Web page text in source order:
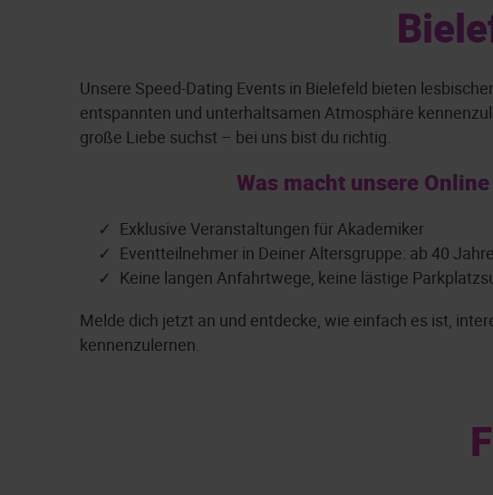
Unsere Speed-Dating Events in Bielefeld bieten
entspannten und unterhaltsamen Atmosphäre
große Liebe suchst – bei uns bist du richtig.
Was macht unsere
Exklusive Veranstaltungen für Akademiker
Eventteilnehmer in Deiner Altersgruppe: ab 40
Keine langen Anfahrtwege, keine lästige
Melde dich jetzt an und entdecke, wie einfach es ist,
kennenzulernen.